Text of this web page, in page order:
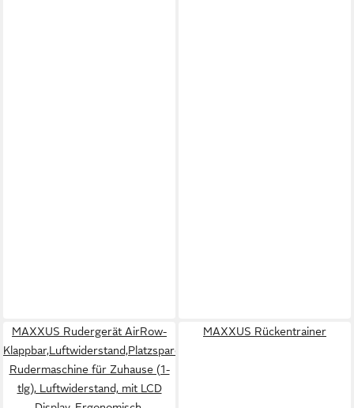
MAXXUS Rudergerät AirRow-
Klappbar,Luftwiderstand,Platzsparend-
Rudermaschine für Zuhause (1-
tlg), Luftwiderstand, mit LCD
MAXXUS Rückentrainer